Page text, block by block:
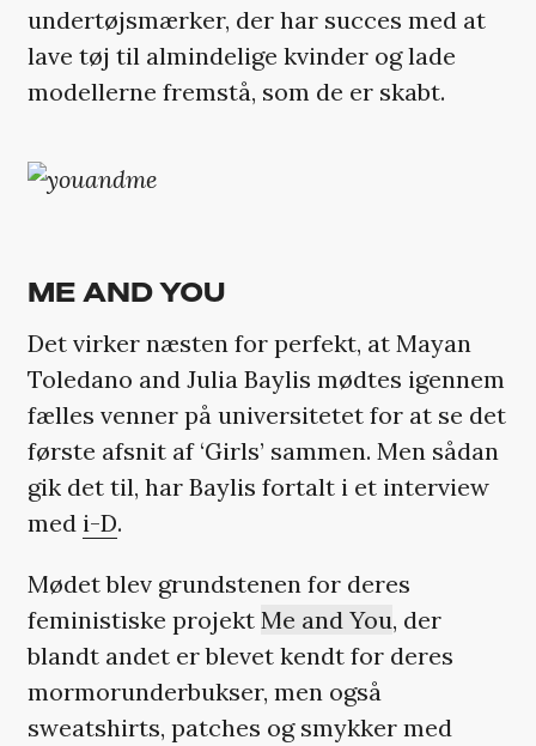
undertøjsmærker, der har succes med at
lave tøj til almindelige kvinder og lade
modellerne fremstå, som de er skabt.
ME AND YOU
Det virker næsten for perfekt, at Mayan
Toledano and Julia Baylis mødtes igennem
fælles venner på universitetet for at se det
første afsnit af ‘Girls’ sammen. Men sådan
gik det til, har Baylis fortalt i et interview
med i-D.
Mødet blev grundstenen for deres
feministiske projekt Me and You, der
blandt andet er blevet kendt for deres
mormorunderbukser, men også
sweatshirts, patches og smykker med